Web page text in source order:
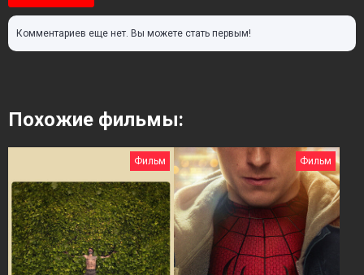
Комментариев еще нет. Вы можете стать первым!
Похожие фильмы:
Фильм Фильм